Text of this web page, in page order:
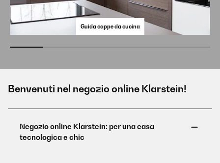
Guida cappe da cucina
Benvenuti nel negozio online Klarstein!